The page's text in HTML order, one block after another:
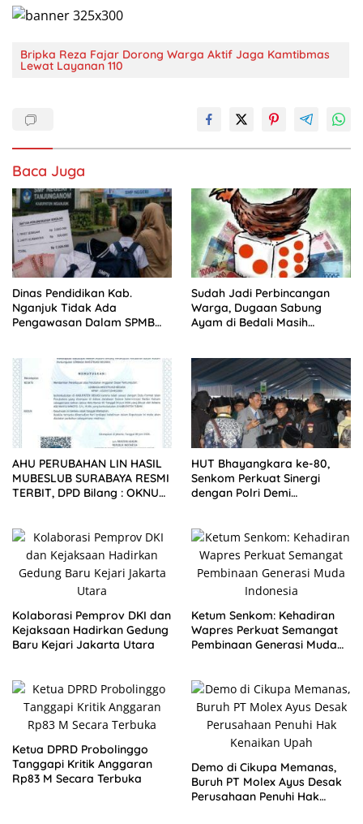
Bripka Reza Fajar Dorong Warga Aktif Jaga Kamtibmas
Lewat Layanan 110
Baca Juga
Dinas Pendidikan Kab.
Nganjuk Tidak Ada
Pengawasan Dalam SPMB
Sudah Jadi Perbincangan
Warga, Dugaan Sabung
Ayam di Bedali Masih
AHU PERUBAHAN LIN HASIL
MUBESLUB SURABAYA RESMI
TERBIT, DPD Bilang : OKNUM
HUT Bhayangkara ke-80,
Senkom Perkuat Sinergi
dengan Polri Demi
Kolaborasi Pemprov DKI dan
Kejaksaan Hadirkan Gedung
Baru Kejari Jakarta Utara
Ketum Senkom: Kehadiran
Wapres Perkuat Semangat
Pembinaan Generasi Muda
Ketua DPRD Probolinggo
Tanggapi Kritik Anggaran
Rp83 M Secara Terbuka
Demo di Cikupa Memanas,
Buruh PT Molex Ayus Desak
Perusahaan Penuhi Hak